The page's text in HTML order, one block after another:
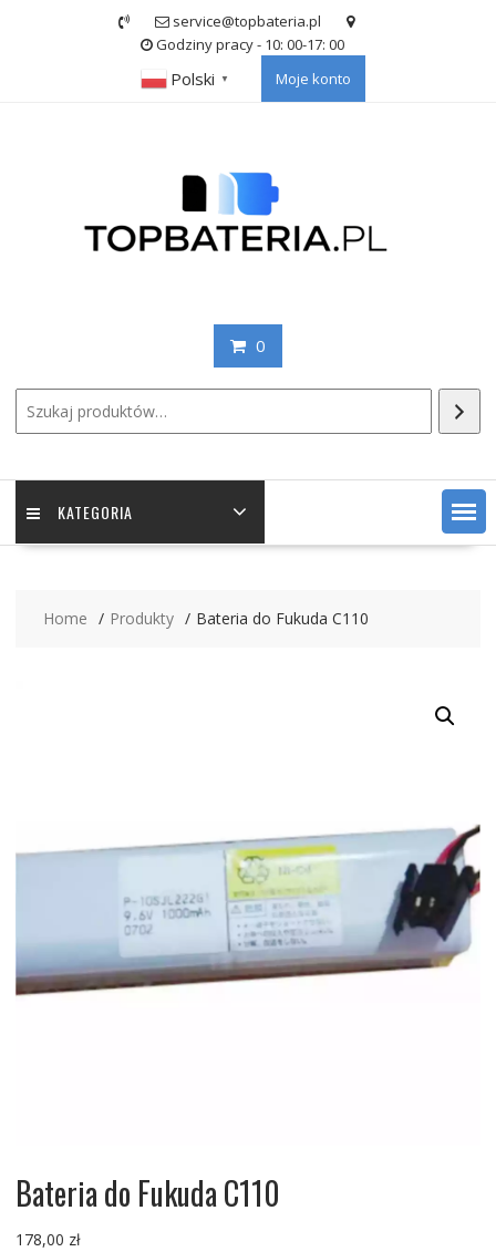
service@topbateria.pl
Godziny pracy - 10: 00-17: 00
Polski ▼ Moje konto
0
KATEGORIA
Home Produkty Bateria do Fukuda C110
Bateria do Fukuda C110
178,00 zł